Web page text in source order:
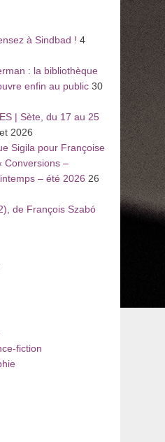
à Sindbad ! 4
: la bibliothèque
enfin au public 30
| Sète, du 17 au 25
2026
Sigila pour Françoise
Conversions –
– été 2026 26
de François Szabó
fiction